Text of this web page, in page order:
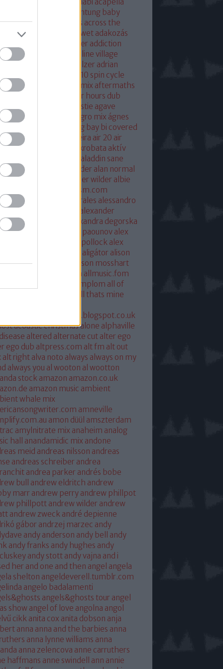
achtung baby
acoustic christmas across the
actress ac wet adakozás
adam weissler addiction
adrenaline
adrenaline village
adrian hielholzer adrian
ae10 spin cycle
afghan surgery mix aftermaths
after hours dub
agatha christie agave
agent orange aggro mix ágnes
ahk toong bay bi covered
berry airto moreira air 20 air
aix les baines akrobata aktív
aladdin sane
alan mcgee alan moulder alan normal
wilder
alber wilder albie
albumism.com
alejandro morales alessandro
alexander kowalski
alexander
alexander ridha
alexandra degorska
savior
alexandre paounov alex
alex pollock alex
aligátor alison
alkohol
allison mosshart
allmusic.com allmusic.fom
all hallows templom all of
all thats mine
acoustic christmasalone alphaville
altered alternate cut alter ego
ego dub altpress.com alt fm alt out
alt right alva noto always always on my
always you al wooton al wootton
stock amazon amazon.co.uk
amazon music ambient
whale mix
amneville
amon düül amszterdam
amylnitrate mix anaheim analog
hall
anandamidic mix andone
meid andreas nilsson andreas
andreas schreiber andrea
andrea parker andrés bobe
bull
andrew eldritch andrew
marr andrew perry andrew phillpot
phillpott andrew wilder andrew
andrew zweck andré depienne
gábor andrzej marzec andy
andy anderson andy bell
andy
andy franks andy hughes andy
andy stott andy vajna and i
her and one and then angel angela
shelton angeldeverell.tumblr.com
angelo badalamenti
angels&ghosts tour angel
show angel of love angolna angol
cikk anita cox anita dobson anja
anna anna and the barbies anna
anna lynne williams anna
anna zelencova anne carruthers
haffmans anne swindell
ann annie